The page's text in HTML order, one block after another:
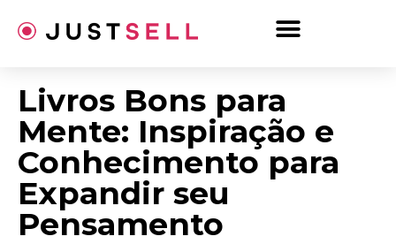
para
Livros Bons para
Mente: Inspiração e
Conhecimento para
Expandir seu
Pensamento